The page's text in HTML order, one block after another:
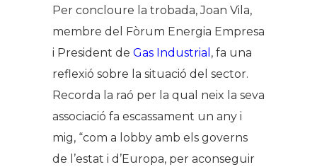
Per concloure la trobada, Joan Vila,
membre del Fòrum Energia Empresa
i President de Gas Industrial , fa una
reflexió sobre la situació del sector.
Recorda la raó per la qual neix la seva
associació fa escassament un any i
mig, “com a lobby amb els governs
de l’estat i d’Europa, per aconseguir